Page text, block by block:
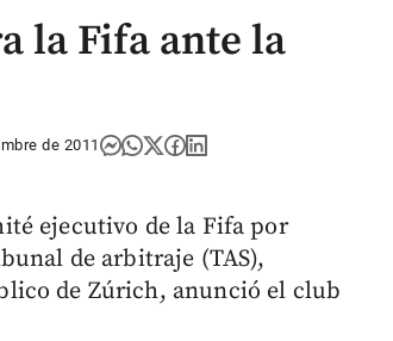
la Fifa ante la
de 2011
ejecutivo de la Fifa por
de arbitraje (TAS),
de Zúrich, anunció el club